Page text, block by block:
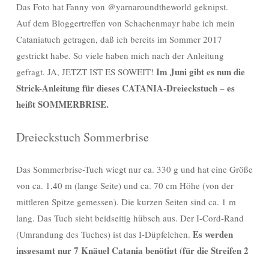
Das Foto hat Fanny von @yarnaroundtheworld geknipst.
Auf dem Bloggertreffen von Schachenmayr habe ich mein
Cataniatuch getragen, daß ich bereits im Sommer 2017
gestrickt habe. So viele haben mich nach der Anleitung
gefragt. JA, JETZT IST ES SOWEIT! Im Juni gibt es nun die
Strick-Anleitung für dieses CATANIA-Dreieckstuch – es
heißt SOMMERBRISE.
Dreieckstuch Sommerbrise
Das Sommerbrise-Tuch wiegt nur ca. 330 g und hat eine Größe
von ca. 1,40 m (lange Seite) und ca. 70 cm Höhe (von der
mittleren Spitze gemessen). Die kurzen Seiten sind ca. 1 m
lang. Das Tuch sieht beidseitig hübsch aus. Der I-Cord-Rand
(Umrandung des Tuches) ist das I-Düpfelchen. Es werden
insgesamt nur 7 Knäuel Catania benötigt (für die Streifen 2